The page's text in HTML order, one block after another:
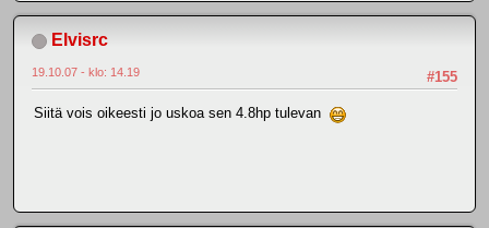
Elvisrc
#155
19.10.07 - klo: 14.19
Siitä vois oikeesti jo uskoa sen 4.8hp tulevan